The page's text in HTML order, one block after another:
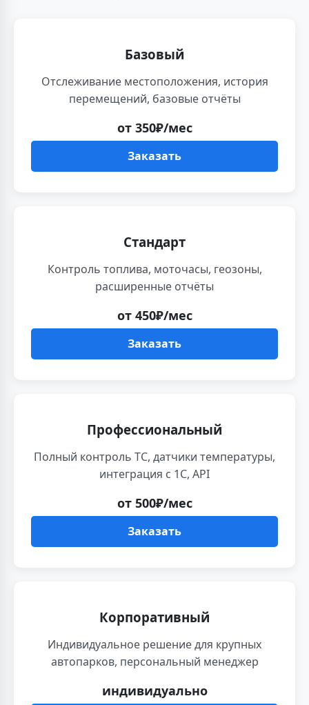
Базовый
Отслеживание местоположения, история
перемещений, базовые отчёты
от 350₽/мес
Заказать
Стандарт
Контроль топлива, моточасы, геозоны,
расширенные отчёты
от 450₽/мес
Заказать
Профессиональный
Полный контроль ТС, датчики температуры,
интеграция с 1С, API
от 500₽/мес
Заказать
Корпоративный
Индивидуальное решение для крупных
автопарков, персональный менеджер
индивидуально